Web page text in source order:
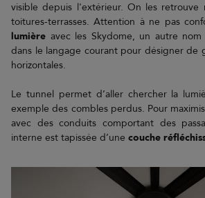
visible depuis l'extérieur. On les retrouve
toitures-terrasses. Attention à ne pas
lumière avec les Skydome, un autre
dans le langage courant pour désigner de
horizontales.
Le tunnel permet d’aller chercher la
exemple des combles perdus. Pour
avec des conduits comportant des
interne est tapissée d’une couche